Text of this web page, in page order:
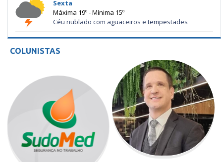
Sexta
Máxima 19º - Mínima 15º
Céu nublado com aguaceiros e tempestades
COLUNISTAS